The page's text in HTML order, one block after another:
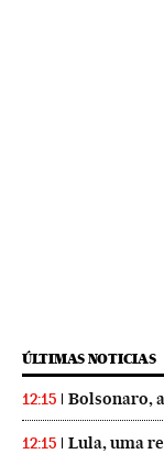
ÚLTIMAS NOTICIAS
12:15 Bolsonaro,
12:15 Lula, uma